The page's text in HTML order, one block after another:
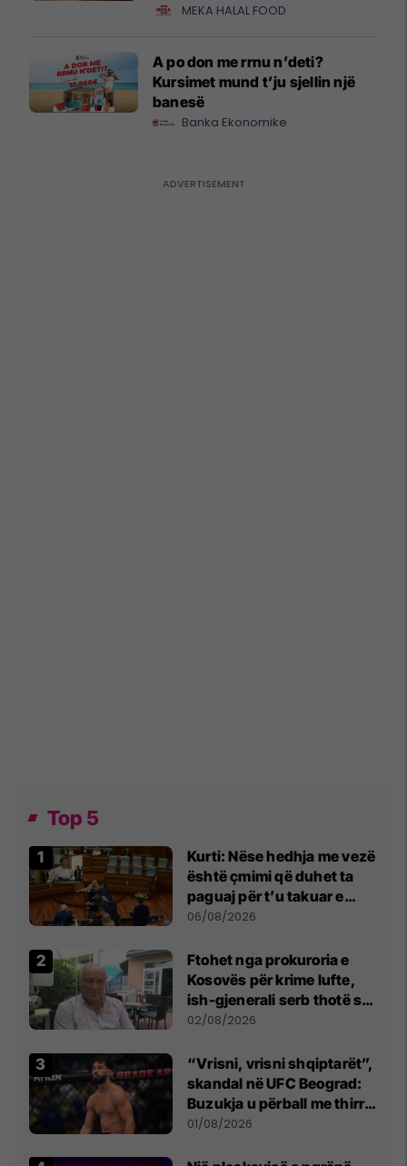
MEKA HALAL FOOD
A po don me rrnu n’deti?
Kursimet mund t’ju sjellin një
banesë
Banka Ekonomike
Top 5
Kurti: Nëse hedhja me vezë
është çmimi që duhet ta
paguaj për t’u takuar e
bashkëbiseduar jam i
06/08/2026
Ftohet nga prokuroria e
Kosovës për krime lufte,
ish-gjenerali serb thotë se
dikush e tradhtoi në
02/08/2026
“Vrisni, vrisni shqiptarët”,
skandal në UFC Beograd:
Buzukja u përball me thirrje
anti-shqiptare nga
01/08/2026